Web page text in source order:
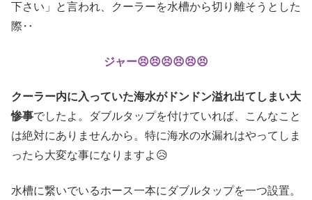
下さい」と言われ、クーラーを水槽から切り離そうとした
際‥
ジャー😣😣😣😣😣😣
クーラー内に入っていた海水がドンドン溢れ出てしまい大
惨事でしたよ。ダブルタップを付けていれば、こんなこと
は絶対にありませんから。特に海水の水漏れはやってしま
ったら大変な事になりますよ😥
水槽に繋いでいるホース一本にダブルタップを一つ設置。